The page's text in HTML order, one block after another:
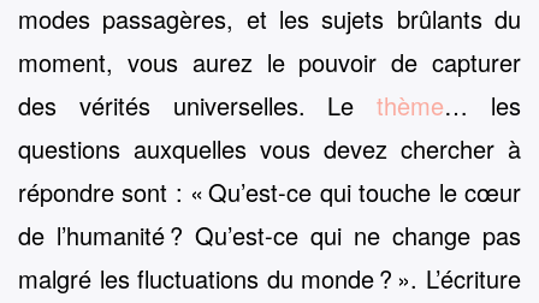
modes passagères, et les sujets brûlants du
moment, vous aurez le pouvoir de capturer
des vérités universelles. Lethème… les
questions auxquelles vous devez chercher à
répondre sont : « Qu’est-ce qui touche le cœur
de l’humanité ? Qu’est-ce qui ne change pas
malgré les fluctuations du monde ? ». L’écriture